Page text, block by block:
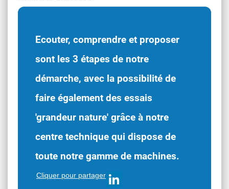
Ecouter, comprendre et proposer
sont les 3 étapes de notre
démarche, avec la possibilité de
faire également des essais
'grandeur nature' grâce à notre
centre technique qui dispose de
toute notre gamme de machines.
Cliquer pour partager